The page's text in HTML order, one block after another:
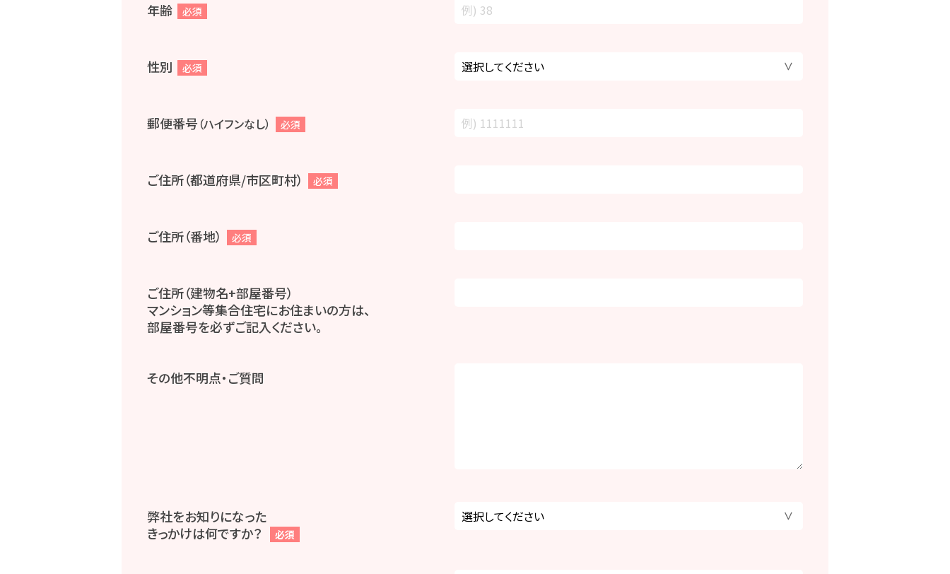
年齢 必須
性別 必須
郵便番号 （ハイフンなし） 必須
ご住所（都道府県/市区町村） 必須
ご住所（番地） 必須
ご住所（建物名+部屋番号）
マンション等集合住宅にお住まいの方は、
部屋番号を必ずご記入ください。
その他不明点・ご質問
弊社をお知りになった
きっかけは何ですか？
必須